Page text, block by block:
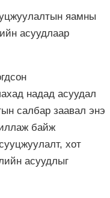
яамны
асуудлаар
надад асуудал
салбар заавал энэ
байж
хот
асуудлыг